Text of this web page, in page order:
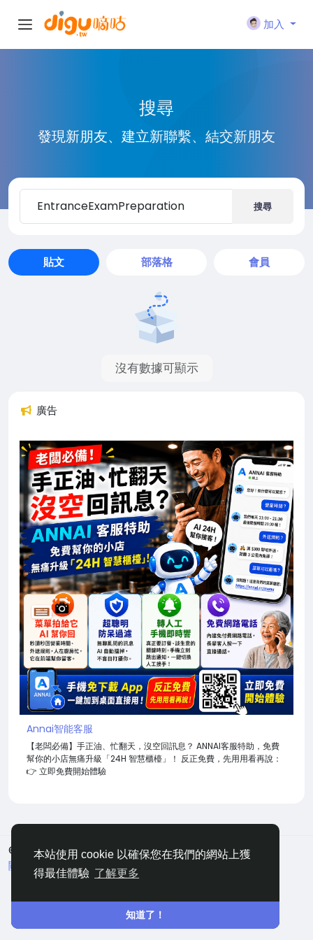
本站使用 cookie 以確保您在我們的網站上獲
得最佳體驗 了解更多
知道了！
加入
搜尋
發現新朋友、建立新聯繫、結交新朋友
搜尋
貼文 部落格 會員
沒有數據可顯示
廣告
Annai智能客服
【老闆必備】手正油、忙翻天，沒空回訊息？ ANNAI客服特助，免費
幫你的小店無痛升級「24H 智慧櫃檯」！ 反正免費，先用用看再說：
👉 立即免費開始體驗
© 2026 嘀咕
中文
關於
條款 隱私 聯絡 網站地圖